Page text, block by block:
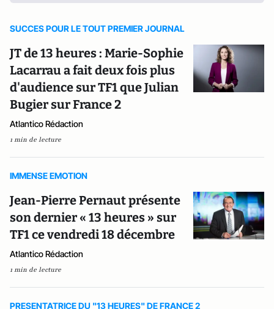
SUCCES POUR LE TOUT PREMIER JOURNAL
JT de 13 heures : Marie-Sophie
Lacarrau a fait deux fois plus
d'audience sur TF1 que Julian
Bugier sur France 2
Atlantico Rédaction
1 min de lecture
IMMENSE EMOTION
Jean-Pierre Pernaut présente
son dernier « 13 heures » sur
TF1 ce vendredi 18 décembre
Atlantico Rédaction
1 min de lecture
PRESENTATRICE DU "13 HEURES" DE FRANCE 2